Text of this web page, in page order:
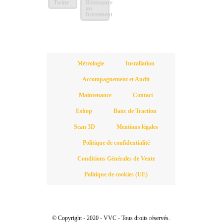
Twine
Résistance
au
frottement
Métrologie Installation
Accompagnement et Audit
Maintenance Contact
Eshop Banc de Traction
Scan 3D Mentions légales
Politique de confidentialité
Conditions Générales de Vente
Politique de cookies (UE)
© Copyright - 2020 - VVC - Tous droits réservés.